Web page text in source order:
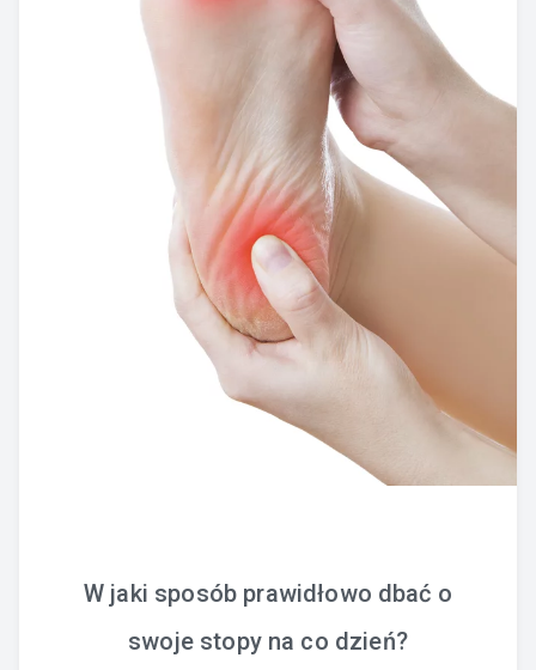
W jaki sposób prawidłowo dbać o
swoje stopy na co dzień?